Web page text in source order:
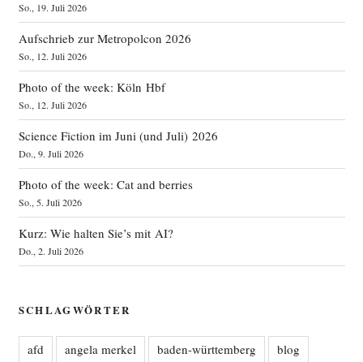
So., 19. Juli 2026
Aufschrieb zur Metropolcon 2026
So., 12. Juli 2026
Photo of the week: Köln Hbf
So., 12. Juli 2026
Science Fiction im Juni (und Juli) 2026
Do., 9. Juli 2026
Photo of the week: Cat and berries
So., 5. Juli 2026
Kurz: Wie halten Sie’s mit AI?
Do., 2. Juli 2026
SCHLAGWÖRTER
afd angela merkel baden-württemberg blog